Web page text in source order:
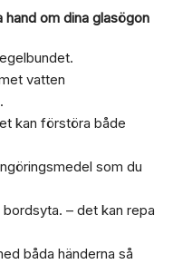
hand om dina glasögon
vatten
kan förstöra både
som du
– det kan repa
båda händerna så